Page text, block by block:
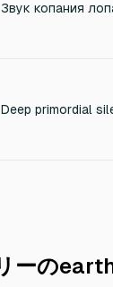
Звук копания
ーの